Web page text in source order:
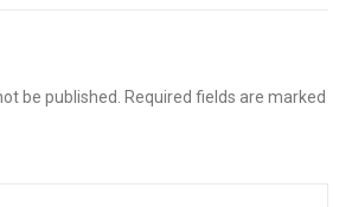
ប្រយ័ត្នប្រយែងដោយការឡើងភ្នំនៅពីមុខ
ញុំ។ នៅពេលខ្ញុំព្យាយាមធ្វើឱ្យការសន្ទនាសម
េកមើលជុំវិញមិត្តភក្ដិខ្ញុំមានកូនច្រើនហើយខ្ញុំ
តរូបនៃប្រភពទឹកអនុស្សាវរីយ៍
រំអនុស្សាវរីយ៍អនុស្សាវរីយ៍ Clarence
ទឹកធំបំផុតនៅលើពិភពលោកក៏ដូចជាបានគិតអំពី
ល្អបំផុតនៅអាមេរិក។ បានបរិច្ចាគ
be published.
Required fields are marked